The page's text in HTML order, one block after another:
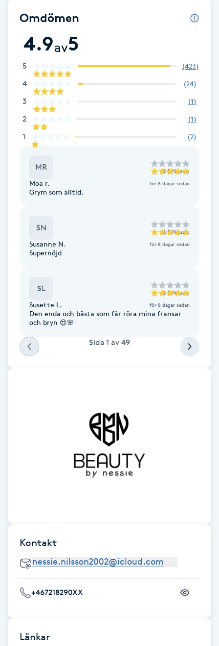
Fransrengöring
Frekvensterapi
Friskvård
Friskvårdsmassage
Gellack
Gellack med förstärkning
Headspa
Herrklippning
Hollywood Peel
Omdömen
4.9av5
5 (423)
4 (24)
3 (1)
2 (1)
1 (2)
MR till Nessie
Moa r. för 8 dagar sedan
Grym som alltid.
SN till Nessie
Susanne N. för 8 dagar sedan
Supernöjd
SL till Nessie
Susette L. för 8 dagar sedan
Den enda och bästa som får röra mina fransar
och bryn 😍🌸
Sida 1 av 49
Kontakt
+467218290XX
Länkar